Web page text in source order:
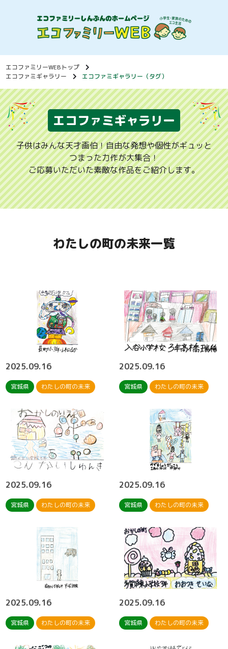
エコファミリーWEBトップ
エコファミギャラリー
エコファミギャラリー（タグ）
エコファミギャラリー
子供はみんな天才画伯！自由な発想や個性がギュッと
つまった力作が大集合！
ご応募いただいた素敵な作品をご紹介します。
わたしの町の未来一覧
2025.09.16
宮城県 わたしの町の未来
2025.09.16
宮城県 わたしの町の未来
2025.09.16
宮城県 わたしの町の未来
2025.09.16
宮城県 わたしの町の未来
2025.09.16
宮城県 わたしの町の未来
2025.09.16
宮城県 わたしの町の未来